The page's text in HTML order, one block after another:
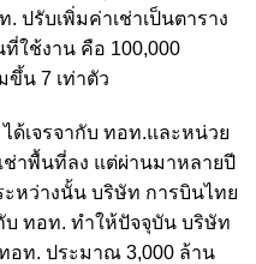
ปรับเพิ่มค่าเช่าเป็นตาราง
ใช้งาน คือ 100,000
ขึ้น 7 เท่าตัว
ด้เจรจากับ ทอท.และหน่วย
ช่าพื้นที่ลง แต่ผ่านมาหลายปี
ะหว่างนั้น บริษัท การบินไทย
บ ทอท. ทำให้ปัจจุบัน บริษัท
อท. ประมาณ 3,000 ล้าน